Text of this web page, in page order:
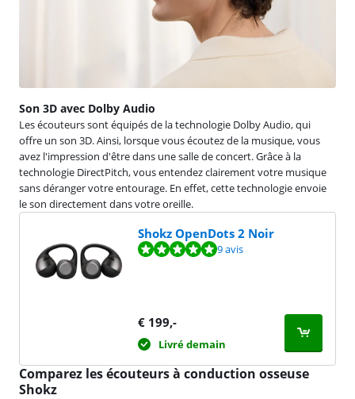
Son 3D avec Dolby Audio
Les écouteurs sont équipés de la technologie Dolby Audio, qui
offre un son 3D. Ainsi, lorsque vous écoutez de la musique, vous
avez l'impression d'être dans une salle de concert. Grâce à la
technologie DirectPitch, vous entendez clairement votre musique
sans déranger votre entourage. En effet, cette technologie envoie
le son directement dans votre oreille.
Shokz OpenDots 2 Noir
La note est de 9,7 sur 10, basée sur 9 avis. 9 avis
€ 199,-
Livré demain
Comparez les écouteurs à conduction osseuse
Shokz